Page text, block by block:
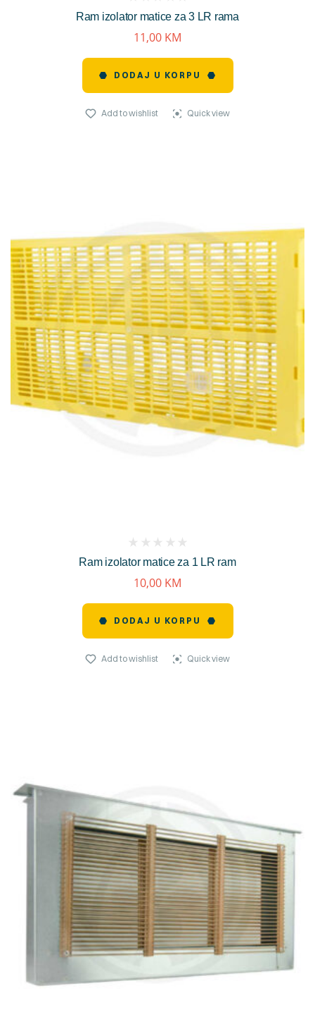
Ram izolator matice za 3 LR rama
reviews)
11,00 KM
DODAJ U KORPU
Add to wishlist Quick view
Ram izolator matice za 1 LR ram
reviews)
10,00 KM
DODAJ U KORPU
Add to wishlist Quick view